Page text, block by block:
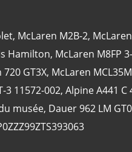
, McLaren M2B-2,
Hamilton, McLaren M8FP
GT3X, McLaren
3 11572-002, Alpine A441 C
musée, Dauer 962 LM
Henri
24
24
Artcar